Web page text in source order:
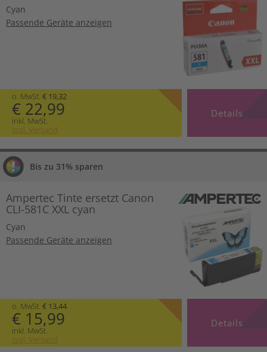
Cyan
Passende Geräte anzeigen
o. MwSt. € 19,32
€ 22,99
inkl. MwSt.
zzgl. Versand
Details
Bis zu 31% sparen
Ampertec Tinte ersetzt Canon
CLI-581C XXL cyan
Cyan
Passende Geräte anzeigen
o. MwSt. € 13,44
€ 15,99
inkl. MwSt.
zzgl. Versand
Details